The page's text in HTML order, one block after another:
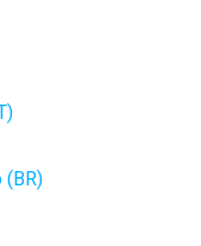
(BR)